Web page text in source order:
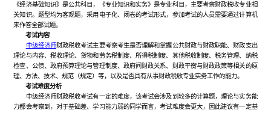
《经济基础知识》是公共科目，《专业知识和实务》是专业科目，主要考察财政税收专业相
关知识。题型均为客观题，采用电子化、闭卷的考试形式，参加考试的人员需要通过计算机
来作答全部试题。
考试内容
中级经济师财政税收考试主要考察考生是否理解和掌握公共财政与财政职能、财政支出
理论与内容、税收理论、货物和劳务税制度、所得税制度、其他税收制度、税务管理、纳税
检查、公债、政府预算理论与管理制度、政府间财政关系、财政平衡与财政政策等相关的原
理、方法、技术、规范（规定）等，以及是否具有从事财政税收专业实务工作的能力。
考试难度分析
中级经济师财政税收考试有一定的难度，该考试会涉及到较多的计算题，理论与实务能
力都会考察到，对于基础差、学习能力弱的同学而言，考试难度会更大，因此建议有一定基